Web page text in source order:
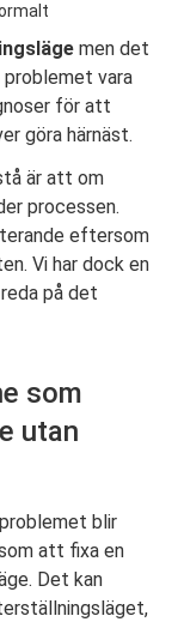
men det
vara
för att
göra härnäst.
är att om
processen.
eftersom
Vi har dock en
på det
som
utan
blir
att fixa en
Det kan